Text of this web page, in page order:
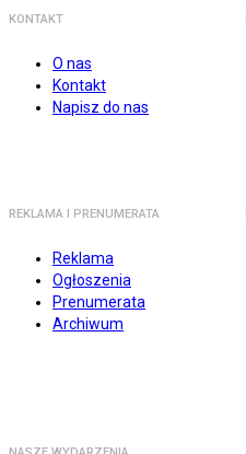
KONTAKT
O nas
Kontakt
Napisz do nas
REKLAMA I PRENUMERATA
Reklama
Ogłoszenia
Prenumerata
Archiwum